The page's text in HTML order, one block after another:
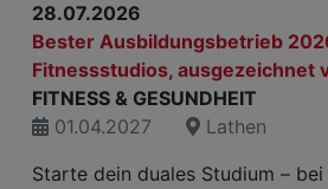
28.07.2026
Bester Ausbildungsbetrieb
Fitnessstudios, ausgezeichnet
FITNESS & GESUNDHEIT
01.04.2027
Lathen
Starte dein duales Studium –